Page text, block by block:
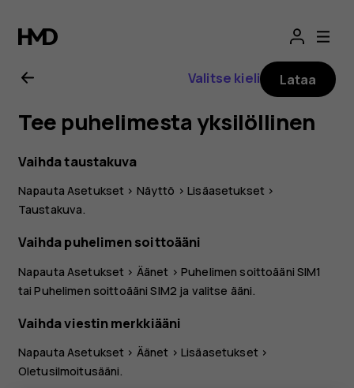
Nokia
G21
käyttöopas
Valitse kieli Lataa
Tee puhelimesta yksilöllinen
Vaihda taustakuva
NapautaAsetukset > Näyttö >Lisäasetukset >
Taustakuva.
Vaihda puhelimen soittoääni
Napauta Asetukset > Äänet > Puhelimen soittoääni SIM1
taiPuhelimen soittoääni SIM2 ja valitse ääni.
Vaihda viestin merkkiääni
NapautaAsetukset > Äänet > Lisäasetukset >
Oletusilmoitusääni.